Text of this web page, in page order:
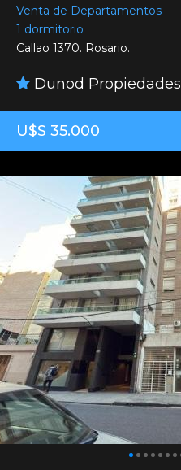
Venta de Departamentos
1 dormitorio
Callao 1370. Rosario.
Dunod Propiedades
U$S 35.000